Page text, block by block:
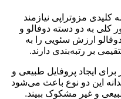
کلیدی مزوتراپی نیازمند
کلی به دو دسته دوفالو و
ارزش سئویی را به
بر رتبه‌بندی دارند.
ایجاد پروفایل طبیعی و
این دو نوع باعث می‌شود
و غیر مشکوک ببیند.